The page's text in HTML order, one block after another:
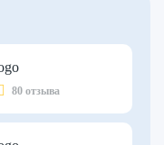
80 отзыва